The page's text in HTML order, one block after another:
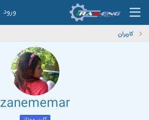
ورود
کاربران
zanememar